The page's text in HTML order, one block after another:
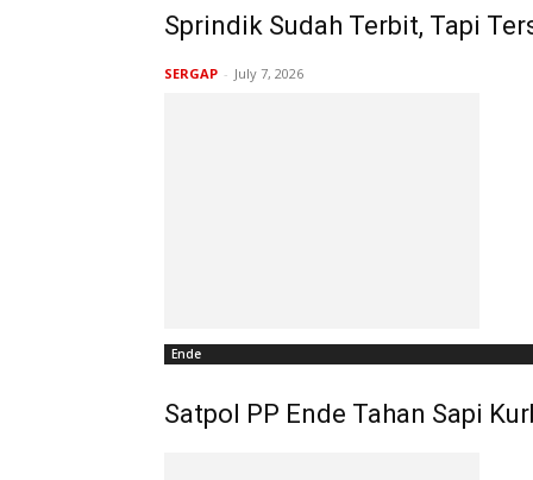
Sprindik Sudah Terbit, Tapi
SERGAP - July 7, 2026
Ende
Satpol PP Ende Tahan Sapi